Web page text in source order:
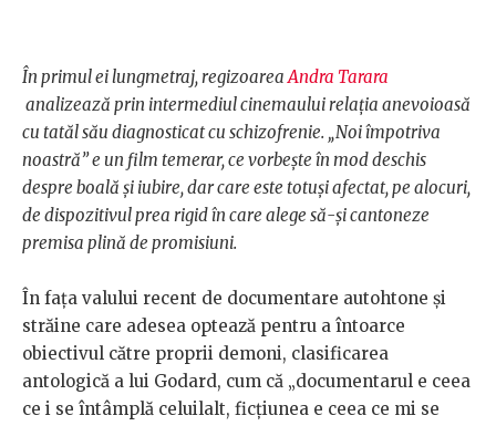
În primul ei lungmetraj, regizoareaAndra Tarara
analizează prin intermediul cinemaului relația anevoioasă
cu tatăl său diagnosticat cu schizofrenie. „Noi împotriva
noastră” e un film temerar, ce vorbește în mod deschis
despre boală și iubire, dar care este totuși afectat, pe alocuri,
de dispozitivul prea rigid în care alege să-și cantoneze
premisa plină de promisiuni.
În fața valului recent de documentare autohtone și
străine care adesea optează pentru a întoarce
obiectivul către proprii demoni, clasificarea
antologică a lui Godard, cum că „documentarul e ceea
ce i se întâmplă celuilalt, ficțiunea e ceea ce mi se